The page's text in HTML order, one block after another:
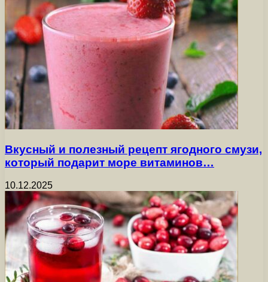
Вкусный и полезный рецепт ягодного смузи,
который подарит море витаминов…
10.12.2025